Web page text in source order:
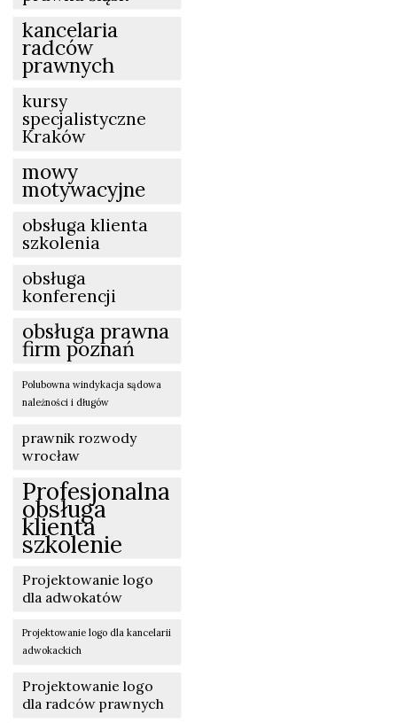
kancelaria
radców
prawnych
kursy
specjalistyczne
Kraków
mowy
motywacyjne
obsługa klienta
szkolenia
obsługa
konferencji
obsługa prawna
firm poznań
Polubowna windykacja sądowa
należności i długów
prawnik rozwody
wrocław
Profesjonalna
obsługa
klienta
szkolenie
Projektowanie logo
dla adwokatów
Projektowanie logo dla kancelarii
adwokackich
Projektowanie logo
dla radców prawnych